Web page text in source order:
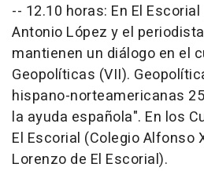
-- 12.10 horas: En El
Antonio López y el
mantienen un diálogo en el
Geopolíticas (VII).
hispano-norteamericanas
la ayuda española". En los
El Escorial (Colegio Alfonso
Lorenzo de El Escorial).